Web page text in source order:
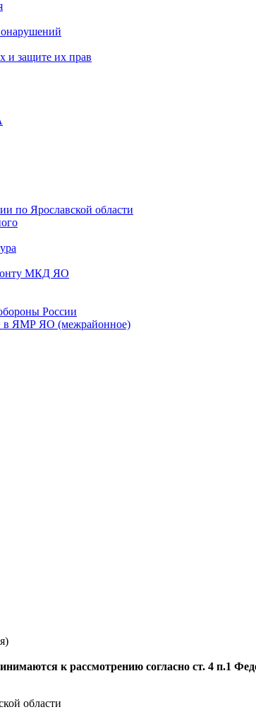
и защите их прав
по Ярославской области
МКД ЯО
России
в ЯМР ЯО (межрайонное)
к рассмотрению согласно ст. 4 п.1
области